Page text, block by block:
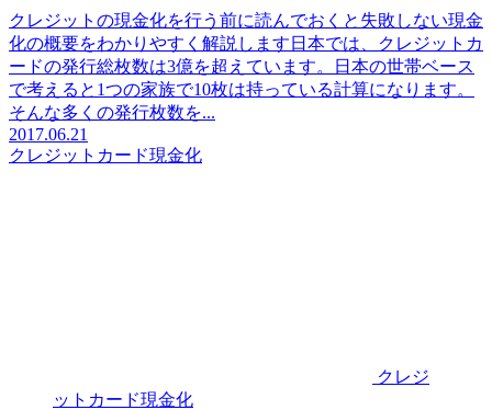
クレジットの現金化を行う前に読んでおくと失敗しない現金
化の概要をわかりやすく解説します日本では、クレジットカ
ードの発行総枚数は3億を超えています。日本の世帯ベース
で考えると1つの家族で10枚は持っている計算になります。
そんな多くの発行枚数を...
2017.06.21
クレジットカード現金化
クレジ
ットカード現金化